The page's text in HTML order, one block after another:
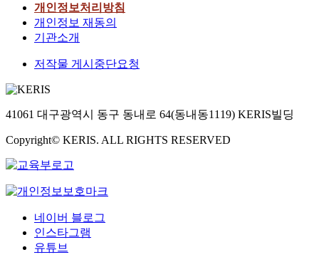
개인정보처리방침
개인정보 재동의
기관소개
저작물 게시중단요청
41061 대구광역시 동구 동내로 64(동내동1119) KERIS빌딩
Copyright© KERIS. ALL RIGHTS RESERVED
네이버 블로그
인스타그램
유튜브